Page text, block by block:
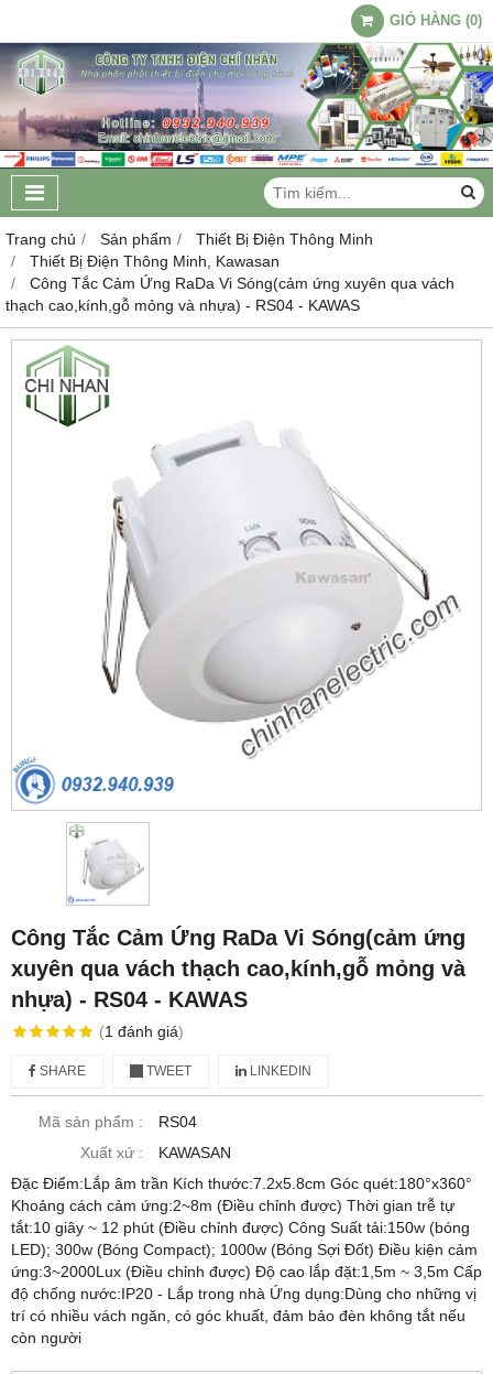
GIỎ HÀNG (0)
Trang chủ Sản phẩm
Thiết Bị Điện Thông Minh
Thiết Bị Điện Thông Minh, Kawasan
Công Tắc Cảm Ứng RaDa Vi Sóng(cảm ứng xuyên qua vách
thạch cao,kính,gỗ mỏng và nhựa) - RS04 - KAWAS
Công Tắc Cảm Ứng RaDa Vi Sóng(cảm ứng
xuyên qua vách thạch cao,kính,gỗ mỏng và
nhựa) - RS04 - KAWAS
(1 đánh giá)
SHARE TWEET LINKEDIN
Mã sản phẩm :
RS04
Xuất xứ :
KAWASAN
Đặc Điểm:Lắp âm trần Kích thước:7.2x5.8cm Góc quét:180°x360°
Khoảng cách cảm ứng:2~8m (Điều chỉnh được) Thời gian trễ tự
tắt:10 giây ~ 12 phút (Điều chỉnh được) Công Suất tải:150w (bóng
LED); 300w (Bóng Compact); 1000w (Bóng Sợi Đốt) Điều kiện cảm
ứng:3~2000Lux (Điều chỉnh được) Độ cao lắp đặt:1,5m ~ 3,5m Cấp
độ chống nước:IP20 - Lắp trong nhà Ứng dụng:Dùng cho những vị
trí có nhiều vách ngăn, có góc khuất, đảm bảo đèn không tắt nếu
còn người